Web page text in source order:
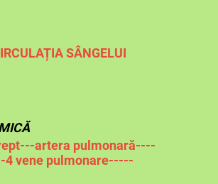
SÂNGELUI
artera pulmonară----
vene pulmonare-----